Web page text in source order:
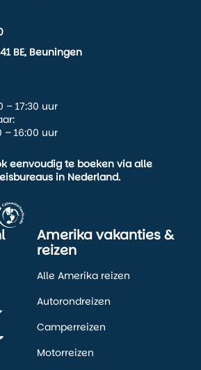
lente
en
BE, Beuningen
– 17:30 uur
– 16:00 uur
eenvoudig te boeken via alle
in Nederland.
Amerika vakanties &
reizen
Alle Amerika reizen
Autorondreizen
Camperreizen
Motorreizen